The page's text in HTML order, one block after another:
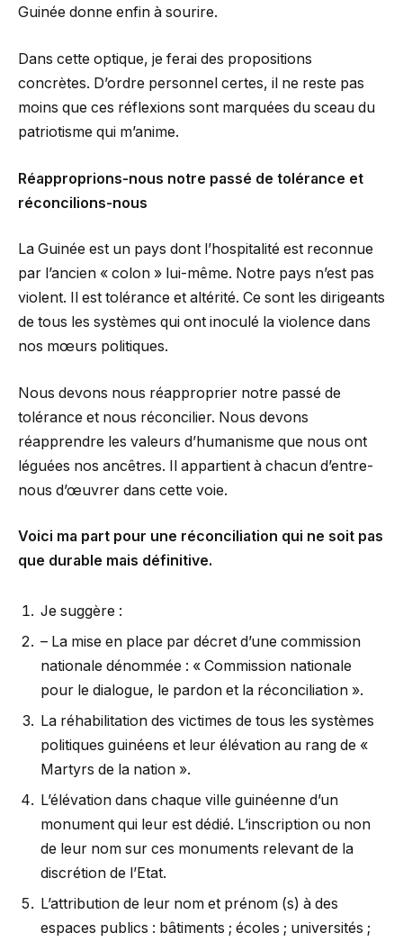
Guinée donne enfin à sourire.
Dans cette optique, je ferai des propositions
concrètes. D’ordre personnel certes, il ne reste pas
moins que ces réflexions sont marquées du sceau du
patriotisme qui m’anime.
Réapproprions-nous notre passé de tolérance et
réconcilions-nous
La Guinée est un pays dont l’hospitalité est reconnue
par l’ancien « colon » lui-même. Notre pays n’est pas
violent. Il est tolérance et altérité. Ce sont les dirigeants
de tous les systèmes qui ont inoculé la violence dans
nos mœurs politiques.
Nous devons nous réapproprier notre passé de
tolérance et nous réconcilier. Nous devons
réapprendre les valeurs d’humanisme que nous ont
léguées nos ancêtres. Il appartient à chacun d’entre-
nous d’œuvrer dans cette voie.
Voici ma part pour une réconciliation qui ne soit pas
que durable mais définitive.
Je suggère :
– La mise en place par décret d’une commission
nationale dénommée : « Commission nationale
pour le dialogue, le pardon et la réconciliation ».
La réhabilitation des victimes de tous les systèmes
politiques guinéens et leur élévation au rang de «
Martyrs de la nation ».
L’élévation dans chaque ville guinéenne d’un
monument qui leur est dédié. L’inscription ou non
de leur nom sur ces monuments relevant de la
discrétion de l’Etat.
L’attribution de leur nom et prénom (s) à des
espaces publics : bâtiments ; écoles ; universités ;